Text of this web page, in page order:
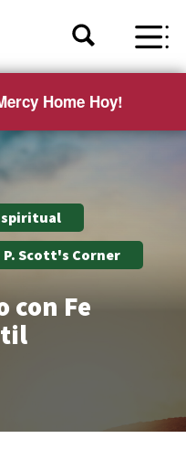
Home Hoy!
P. Scott's Corner
con Fe